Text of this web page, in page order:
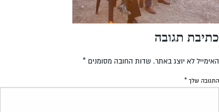
כתיבת תגובה
האימייל לא יוצג באתר. שדות החובה מסומנים *
התגובה שלך *